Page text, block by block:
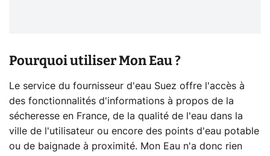
Pourquoi utiliser Mon Eau ?
Le service du fournisseur d'eau Suez offre l'accès à
des fonctionnalités d'informations à propos de la
sécheresse en France, de la qualité de l'eau dans la
ville de l'utilisateur ou encore des points d'eau potable
ou de baignade à proximité. Mon Eau n'a donc rien